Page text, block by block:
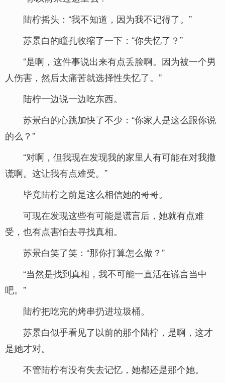
陆柠摇头：“我不知道，因为我不记得了。”
苏景白的瞳孔收缩了一下：“你失忆了？”
“是啊，这件事说出来有点丢脸啊。因为被一个男
人伤害，然后太痛苦就选择性失忆了。”
陆柠一边说一边吃东西。
苏景白的心跳加快了不少：“你家人是这么跟你说
的么？”
“对啊，但我现在发现我的家里人有可能在对我撒
谎啊。这让我有点难受。”
毕竟陆柠之前是这么相信她的哥哥。
可现在发现这些有可能是谎言后，她就有点难
受，也有点害怕去寻找真相。
苏景白笑了笑：“那你打算怎么做？”
“当然是找到真相，我不可能一直活在谎言当中
吧。”
陆柠把吃完的烤串扔进垃圾桶。
苏景白似乎看见了以前的那个陆柠，是啊，这才
是她才对。
不管陆柠有没有失去记忆，她都还是那个她。